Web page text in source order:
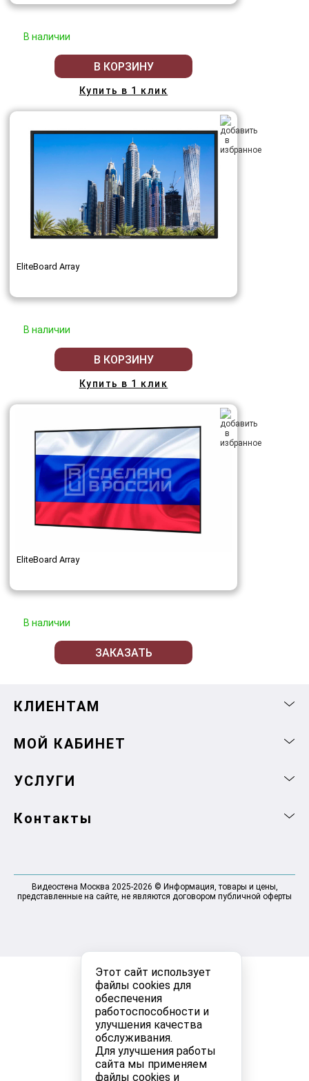
Этот сайт использует
файлы cookies для
обеспечения
работоспособности и
улучшения качества
обслуживания.
Для улучшения работы
сайта мы применяем
файлы cookies и
В наличии
В КОРЗИНУ
Купить в 1 клик
EliteBoard Array
В наличии
В КОРЗИНУ
Купить в 1 клик
EliteBoard Array
В наличии
ЗАКАЗАТЬ
КЛИЕНТАМ
МОЙ КАБИНЕТ
УСЛУГИ
Контакты
Видеостена Москва 2025-2026 © Информация, товары и цены,
представленные на сайте, не являются договором публичной оферты